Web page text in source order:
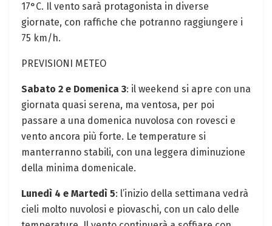
17°C. Il vento sarà protagonista in diverse
giornate, con raffiche che potranno raggiungere i
75 km/h.
PREVISIONI METEO
Sabato 2 e Domenica 3: il weekend si apre con una
giornata quasi serena, ma ventosa, per poi
passare a una domenica nuvolosa con rovesci e
vento ancora più forte. Le temperature si
manterranno stabili, con una leggera diminuzione
della minima domenicale.
Lunedì 4 e Martedì 5: l’inizio della settimana vedrà
cieli molto nuvolosi e piovaschi, con un calo delle